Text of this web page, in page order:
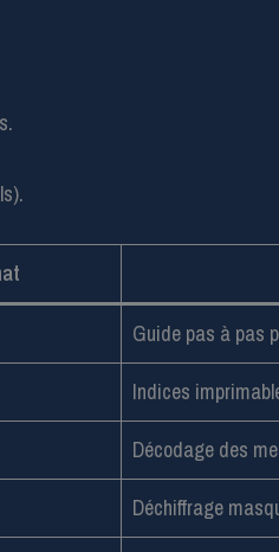
Guide pas à pas
Indices
Décodage des
Déchiffrage